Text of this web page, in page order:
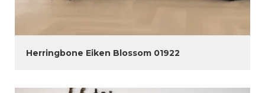
Herringbone Eiken Blossom 01922